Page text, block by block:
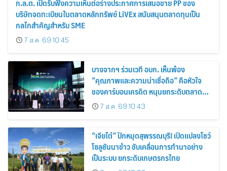
ก.ล.ต. เปิดรับฟังความเห็นต่อร่างประกาศการเสนอขาย PP ของ
บริษัทจดทะเบียนในตลาดหลักทรัพย์ LiVEx สนับสนุนตลาดทุนเป็น
กลไกสำคัญสำหรับ SME
7 ส.ค. 69 10:45
บางจากฯ ร่วมเวที อบก. เห็นพ้อง
“คุณภาพและความน่าเชื่อถือ” คือหัวใจ
ของคาร์บอนเครดิต หนุนยกระดับตลาด
คาร์บอนไทย เชื่อมโยงอาเซียน เปิดโอกาสสู่
ตลาดสากล
7 ส.ค. 69 10:43
“เจียไต๋” ปักหมุดสุพรรณบุรี! เปิดแปลงโชว์
โซลูชันนาข้าว ขับเคลื่อนการทำนาอย่าง
เป็นระบบ ยกระดับเกษตรกรไทย